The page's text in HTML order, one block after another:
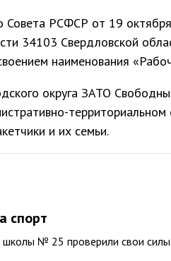
Совета РСФСР от 19
34103 Свердловской
наименования
округа ЗАТО
и их семьи.
спорт
школы № 25 проверили свои